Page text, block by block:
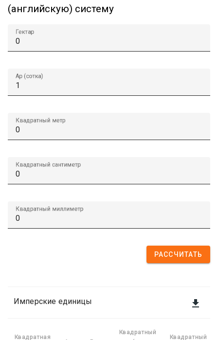
(английскую) систему
Гектар
Ар (сотка)
Квадратный метр
Квадратный сантиметр
Квадратный миллиметр
РАССЧИТАТЬ

Имперские единицы
Квадратная
Квадратный
Квадратный